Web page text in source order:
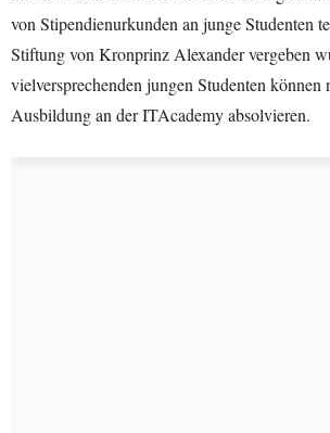
von Stipendienurkunden an junge Studenten
Stiftung von Kronprinz Alexander vergeben
vielversprechenden jungen Studenten können
Ausbildung an der ITAcademy absolvieren.